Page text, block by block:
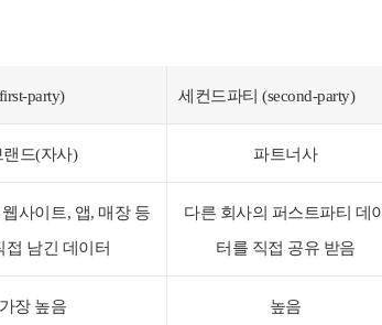
party) 세컨드파티 (second-party)
랜드(자사) 파트너사
사이트, 앱, 매장 등
접 남긴 데이터
다른 회사의 퍼스트파티 데이
터를 직접 공유 받음
가장 높음 높음